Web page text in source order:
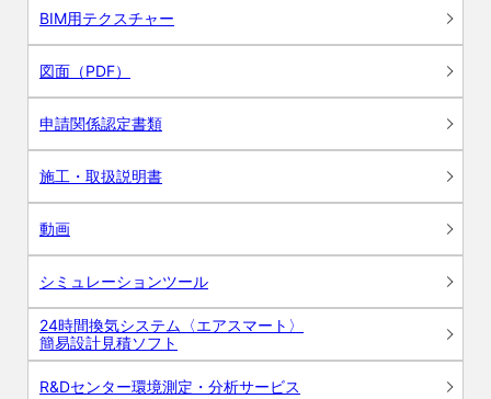
BIM用テクスチャー
図面（PDF）
申請関係認定書類
施工・取扱説明書
動画
シミュレーションツール
24時間換気システム〈エアスマート〉
簡易設計見積ソフト
R&Dセンター環境測定・分析サービス